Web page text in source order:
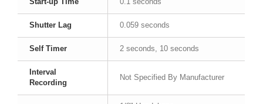
Shutter Lag 0.059 seconds
Self Timer 2 seconds, 10 seconds
Interval
Recording
Not Specified By Manufacturer